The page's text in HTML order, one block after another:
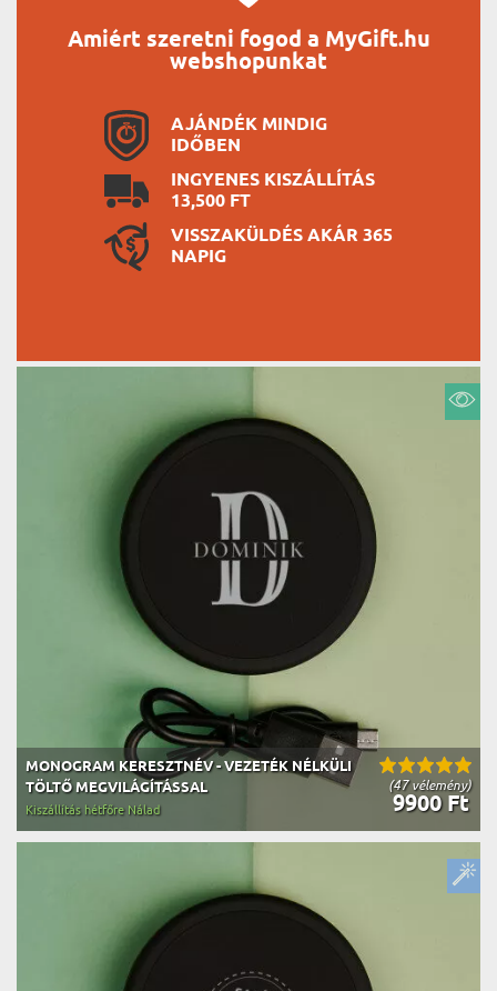
Amiért szeretni fogod a MyGift.hu
webshopunkat
AJÁNDÉK MINDIG
IDŐBEN
INGYENES KISZÁLLÍTÁS
13,500 FT
VISSZAKÜLDÉS AKÁR 365
NAPIG
(47 vélemény)
MONOGRAM KERESZTNÉV - VEZETÉK NÉLKÜLI
TÖLTŐ MEGVILÁGÍTÁSSAL
9900 Ft
Kiszállítás hétfőre Nálad